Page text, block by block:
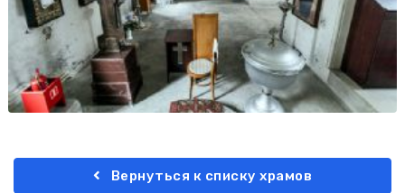
Вернуться к списку храмов